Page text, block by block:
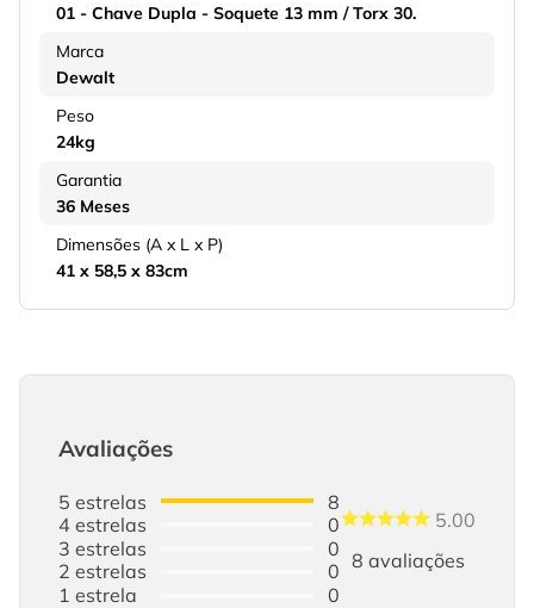
01 - Chave Dupla - Soquete 13 mm / Torx 30.
Marca
Dewalt
Peso
24kg
Garantia
36 Meses
Dimensões (A x L x P)
41 x 58,5 x 83cm
Avaliações
5estrelas
4estrelas
3estrelas
2estrelas
1estrela
8
0
0
0
0
5.00
8 avaliações